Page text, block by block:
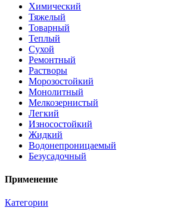
Химический
Тяжелый
Товарный
Теплый
Сухой
Ремонтный
Растворы
Морозостойкий
Монолитный
Мелкозернистый
Легкий
Износостойкий
Жидкий
Водонепроницаемый
Безусадочный
Применение
Категории